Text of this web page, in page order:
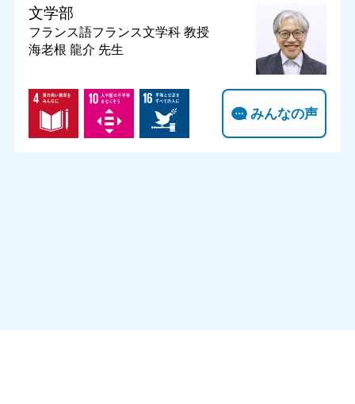
文学部
フランス語フランス文学科 教授
海老根 龍介 先生
みんなの声